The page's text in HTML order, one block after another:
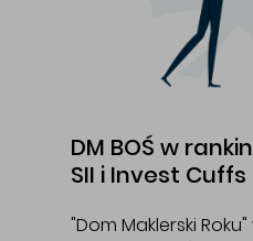
DM BOŚ w
SII i Invest Cuffs
"Dom Maklerski